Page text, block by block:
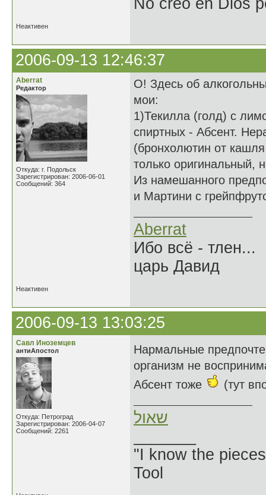
No creo en Dios
Неактивен
2006-09-13 12:46:37
Aberrat
Редактор
Откуда: г. Подольск
Зарегистрирован: 2006-06-01
Сообщений: 364
О! Здесь об
мои:
1)Текилла (голд) с
спиртных - Абсент.
(бронхолютин от
только оригинальный,
Из намешанного
и Мартини с
Aberrat
Ибо всё - тлен...
царь Давид
Неактивен
2006-09-13 13:03:25
Савл Иноземцев
антиАпостол
Откуда: Петроград
Зарегистрирован: 2006-04-07
Сообщений: 2261
Нармальные
организм не
Абсент тоже
(тут
שאול
"I know the
Tool